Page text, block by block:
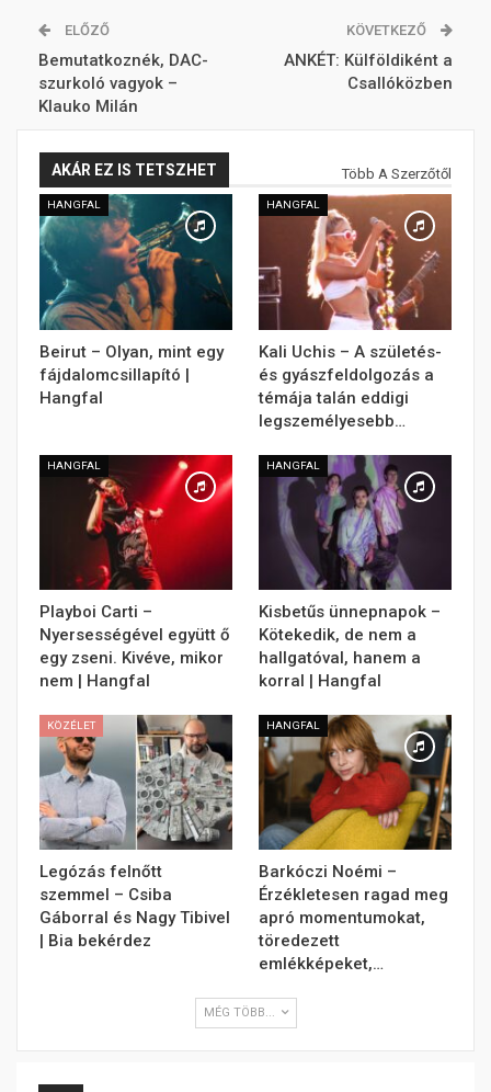
ELŐZŐ
Bemutatkoznék, DAC-
szurkoló vagyok –
Klauko Milán
KÖVETKEZŐ
ANKÉT: Külföldiként a
Csallóközben
AKÁR EZ IS TETSZHET Több A Szerzőtől
HANGFAL
Beirut – Olyan, mint egy
fájdalomcsillapító |
Hangfal
HANGFAL
Kali Uchis – A születés-
és gyászfeldolgozás a
témája talán eddigi
legszemélyesebb…
HANGFAL
Playboi Carti –
Nyersességével együtt ő
egy zseni. Kivéve, mikor
nem | Hangfal
HANGFAL
Kisbetűs ünnepnapok –
Kötekedik, de nem a
hallgatóval, hanem a
korral | Hangfal
KÖZÉLET
Legózás felnőtt
szemmel – Csiba
Gáborral és Nagy Tibivel
| Bia bekérdez
HANGFAL
Barkóczi Noémi –
Érzékletesen ragad meg
apró momentumokat,
töredezett
emlékképeket,…
MÉG TÖBB...